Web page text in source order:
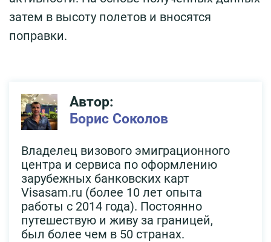
затем в высоту полетов и вносятся
поправки.
Автор:
Борис Соколов
Владелец визового эмиграционного
центра и сервиса по оформлению
зарубежных банковских карт
Visasam.ru (более 10 лет опыта
работы с 2014 года). Постоянно
путешествую и живу за границей,
был более чем в 50 странах.